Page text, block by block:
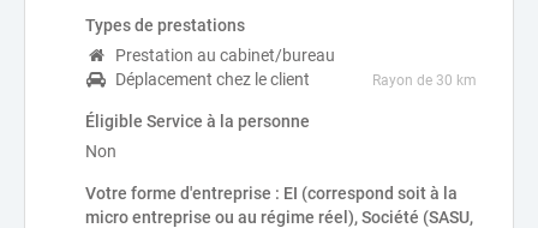
Types de prestations
Prestation au cabinet/bureau
Déplacement chez le client
Rayon de 30 km
Éligible Service à la personne
Non
Votre forme d'entreprise : EI (correspond soit à la
micro entreprise ou au régime réel), Société (SASU,